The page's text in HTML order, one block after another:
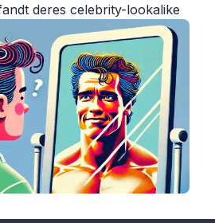
deres celebrity-lookalike